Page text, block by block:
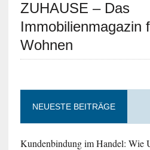
ZUHAUSE – Das
Immobilienmagazin
Wohnen
NEUESTE BEITRÄGE
Kundenbindung im Handel: Wie